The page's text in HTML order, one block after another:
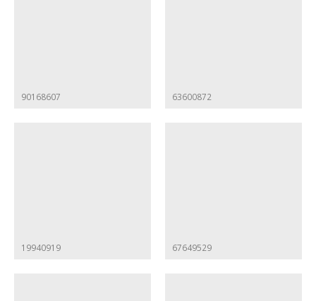
90168607 63600872
19940919 67649529